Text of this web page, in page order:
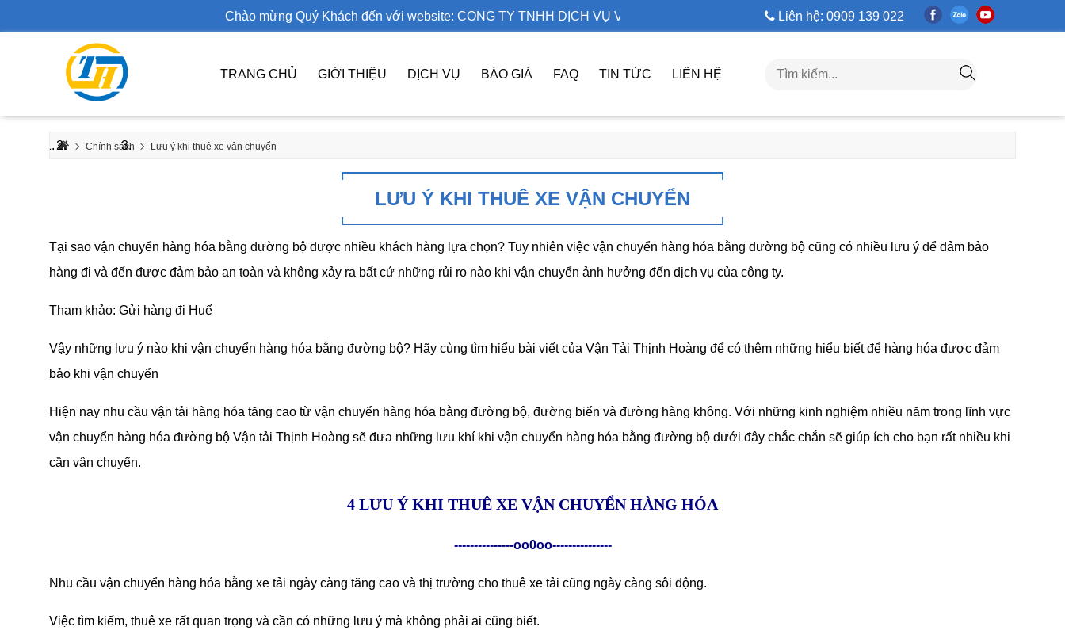
Chào mừng Quý Khách đến với website: CÔNG TY TNHH DỊCH VỤ VẬN TẢI THỊNH HOÀNG! Liên hệ: 0909 139 022
TRANG CHỦ GIỚI THIỆU DỊCH VỤ BÁO GIÁ FAQ TIN TỨC LIÊN HỆ
Chính sách Lưu ý khi thuê xe vận chuyển
LƯU Ý KHI THUÊ XE VẬN CHUYỂN
Tại sao vận chuyển hàng hóa bằng đường bộ được nhiều khách hàng lựa chọn? Tuy nhiên việc vận chuyển hàng hóa bằng đường bộ cũng có nhiều lưu ý để đảm bảo
hàng đi và đến được đảm bảo an toàn và không xảy ra bất cứ những rủi ro nào khi vận chuyển ảnh hưởng đến dịch vụ của công ty.
Tham khảo: Gửi hàng đi Huế
Vậy những lưu ý nào khi vận chuyển hàng hóa bằng đường bộ? Hãy cùng tìm hiểu bài viết của Vận Tải Thịnh Hoàng để có thêm những hiểu biết để hàng hóa được đảm
bảo khi vận chuyển
Hiện nay nhu cầu vận tải hàng hóa tăng cao từ vận chuyển hàng hóa bằng đường bộ, đường biển và đường hàng không. Với những kinh nghiệm nhiều năm trong lĩnh vực
vận chuyển hàng hóa đường bộ Vận tải Thịnh Hoàng sẽ đưa những lưu khí khi vận chuyển hàng hóa bằng đường bộ dưới đây chắc chắn sẽ giúp ích cho bạn rất nhiều khi
cần vận chuyển.
4 LƯU Ý KHI THUÊ XE VẬN CHUYỂN HÀNG HÓA
---------------oo0oo---------------
Nhu cầu vận chuyển hàng hóa bằng xe tải ngày càng tăng cao và thị trường cho thuê xe tải cũng ngày càng sôi động.
Việc tìm kiếm, thuê xe rất quan trọng và cần có những lưu ý mà không phải ai cũng biết.